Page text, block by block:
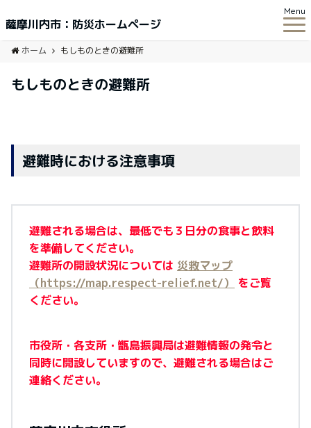
薩摩川内市：防災ホームページ
Menu
ホーム もしものときの避難所
もしものときの避難所
避難時における注意事項
避難される場合は、最低でも３日分の食事と飲料
を準備してください。
避難所の開設状況については 災救マップ
（https://map.respect-relief.net/）
をご覧
ください。
市役所・各支所・甑島振興局は避難情報の発令と
同時に開設していますので、避難される場合はご
連絡ください。